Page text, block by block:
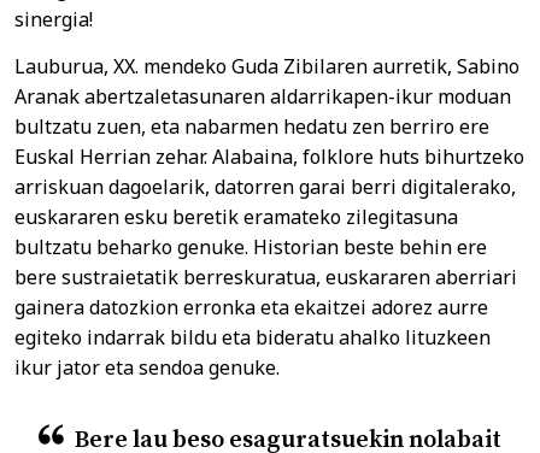
sinergia!
Lauburua, XX. mendeko Guda Zibilaren aurretik, Sabino
Aranak abertzaletasunaren aldarrikapen-ikur moduan
bultzatu zuen, eta nabarmen hedatu zen berriro ere
Euskal Herrian zehar. Alabaina, folklore huts bihurtzeko
arriskuan dagoelarik, datorren garai berri digitalerako,
euskararen esku beretik eramateko zilegitasuna
bultzatu beharko genuke. Historian beste behin ere
bere sustraietatik berreskuratua, euskararen aberriari
gainera datozkion erronka eta ekaitzei adorez aurre
egiteko indarrak bildu eta bideratu ahalko lituzkeen
ikur jator eta sendoa genuke.
Bere lau beso esaguratsuekin nolabait